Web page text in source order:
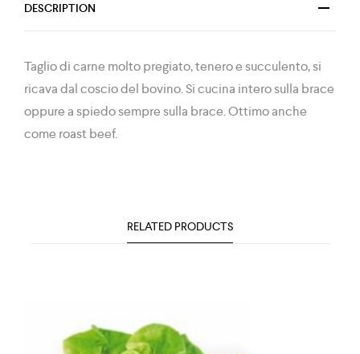
DESCRIPTION
Taglio di carne molto pregiato, tenero e succulento, si
ricava dal coscio del bovino. Si cucina intero sulla brace
oppure a spiedo sempre sulla brace. Ottimo anche
come roast beef.
RELATED PRODUCTS